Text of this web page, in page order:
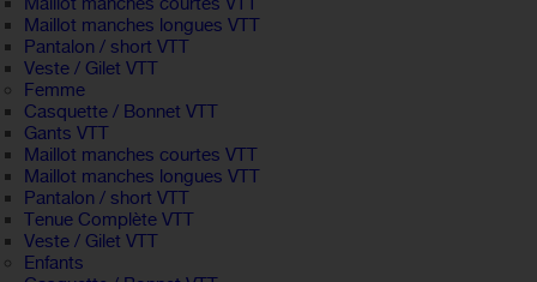
Maillot manches longues VTT
Pantalon / short VTT
Veste / Gilet VTT
Femme
Casquette / Bonnet VTT
Gants VTT
Maillot manches courtes VTT
Maillot manches longues VTT
Pantalon / short VTT
Tenue Complète VTT
Veste / Gilet VTT
Enfants